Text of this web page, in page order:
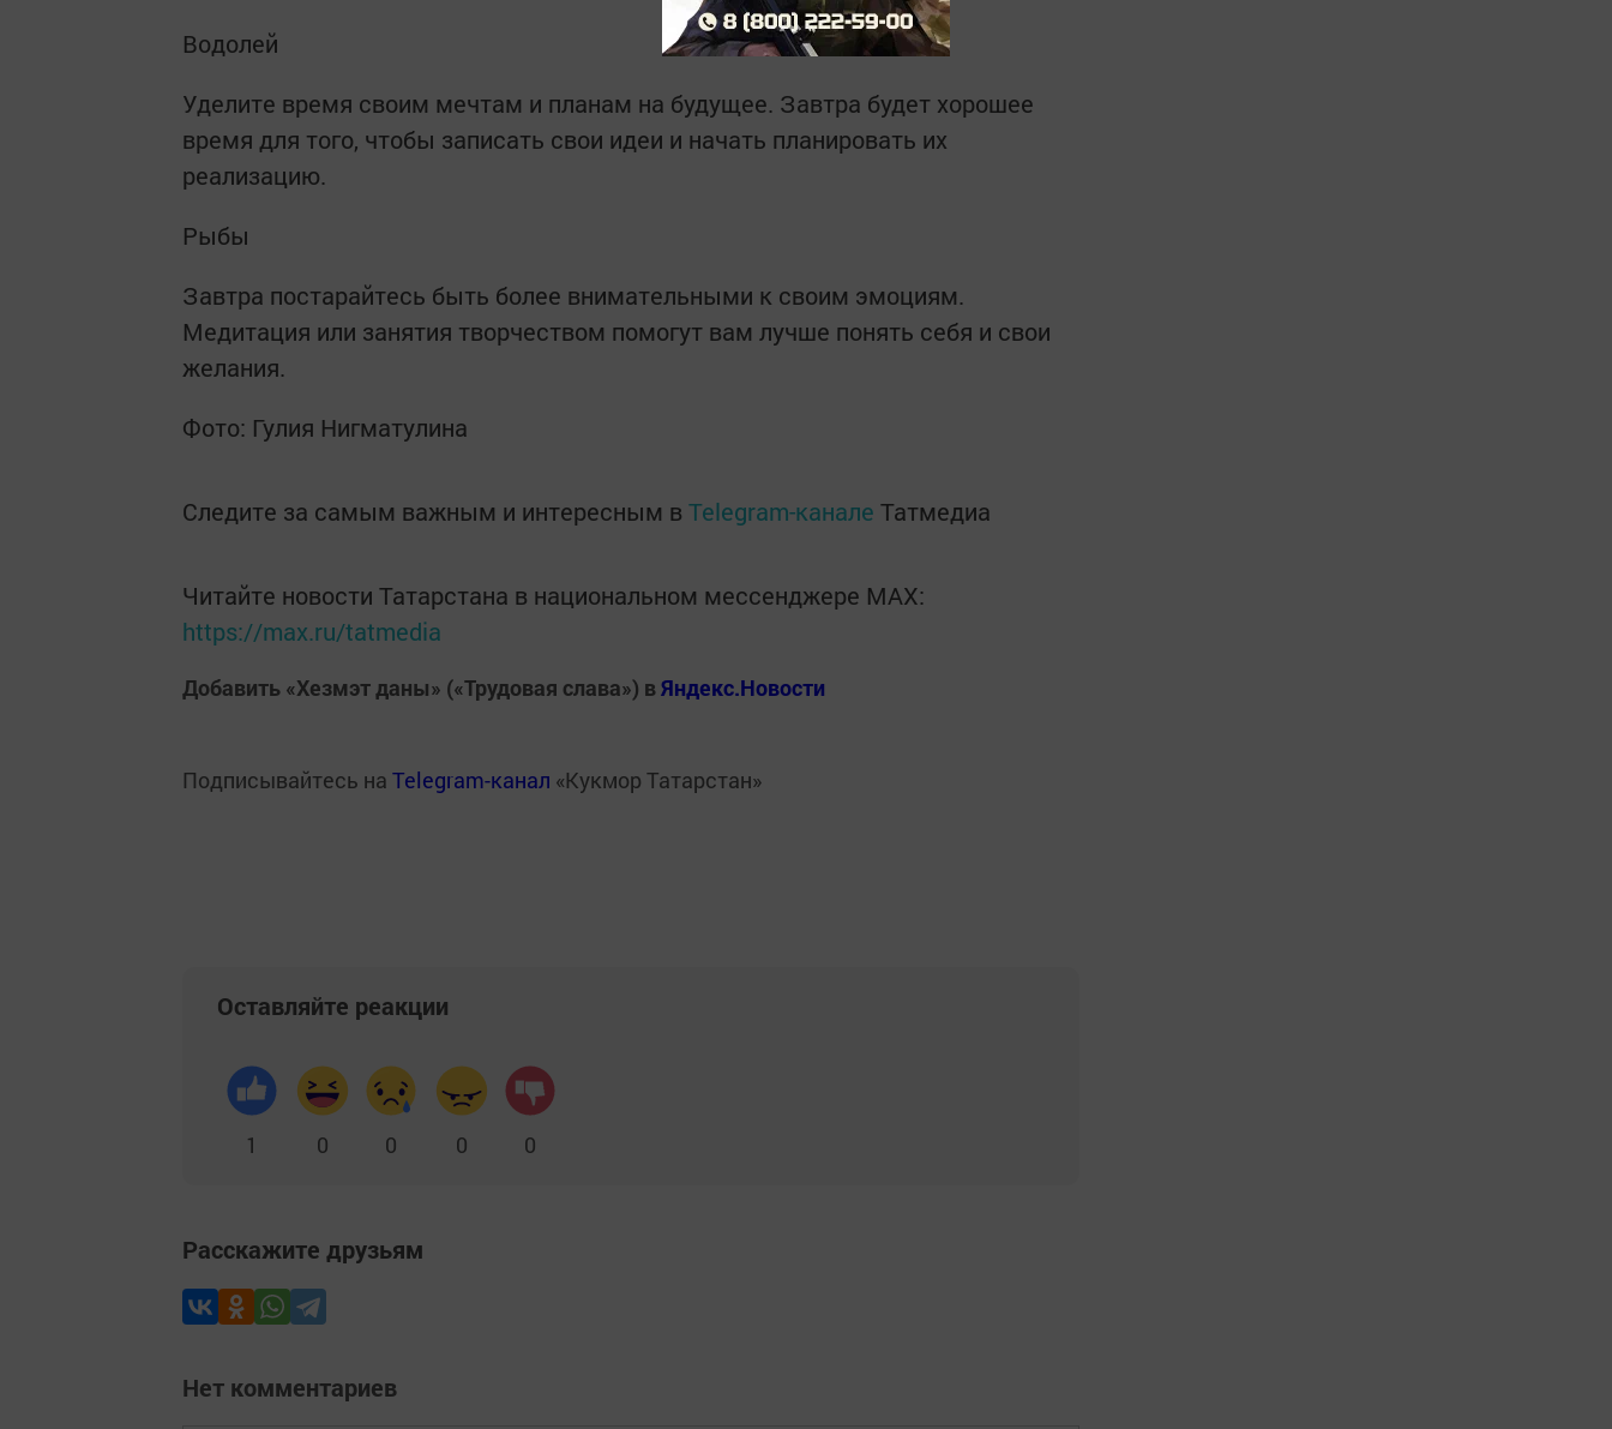
Водолей
Уделите время своим мечтам и планам на будущее. Завтра будет хорошее
время для того, чтобы записать свои идеи и начать планировать их
реализацию.
Рыбы
Завтра постарайтесь быть более внимательными к своим эмоциям.
Медитация или занятия творчеством помогут вам лучше понять себя и свои
желания.
Фото: Гулия Нигматулина
Следите за самым важным и интересным в Telegram-канале Татмедиа
Читайте новости Татарстана в национальном мессенджере MАХ:
https://max.ru/tatmedia
Добавить «Хезмэт даны» («Трудовая слава») вЯндекс.Новости
Подписывайтесь на Telegram-канал «Кукмор Татарстан»
Оставляйте реакции
1 0 0 0 0
Расскажите друзьям
Нет комментариев